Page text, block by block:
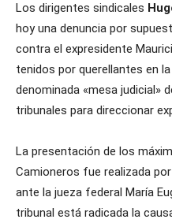
Los dirigentes sindicales
hoy una denuncia por
contra el expresidente
tenidos por querellantes en
denominada «mesa judicial»
tribunales para direccionar
La presentación de los
Camioneros fue realizada
ante la jueza federal María
tribunal está radicada la